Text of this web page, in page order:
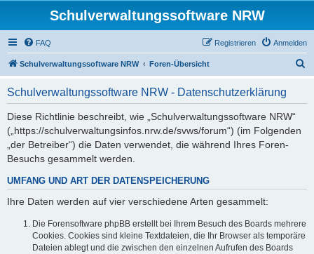
Schulverwaltungssoftware NRW
FAQ Anmelden
Registrieren
Schulverwaltungssoftware NRW Foren-Übersicht
Schulverwaltungssoftware NRW - Datenschutzerklärung
Diese Richtlinie beschreibt, wie „Schulverwaltungssoftware NRW“
(„https://schulverwaltungsinfos.nrw.de/svws/forum“) (im Folgenden
„der Betreiber“) die Daten verwendet, die während Ihres Foren-
Besuchs gesammelt werden.
UMFANG UND ART DER DATENSPEICHERUNG
Ihre Daten werden auf vier verschiedene Arten gesammelt:
Die Forensoftware phpBB erstellt bei Ihrem Besuch des Boards mehrere
Cookies. Cookies sind kleine Textdateien, die Ihr Browser als temporäre
Dateien ablegt und die zwischen den einzelnen Aufrufen des Boards